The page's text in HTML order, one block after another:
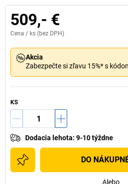
509,- €
Cena / ks (bez DPH)
Akcia
Zabezpečte si zľavu 15%* s
KS
Dodacia lehota: 9-10 týždne
DO
Alebo